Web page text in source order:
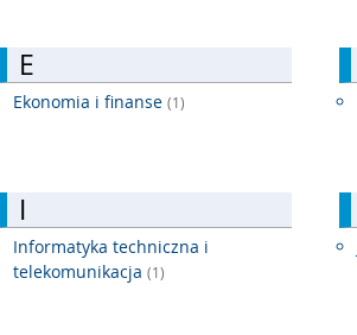
E
Ekonomia i finanse (1)
I
Informatyka techniczna i
telekomunikacja (1)